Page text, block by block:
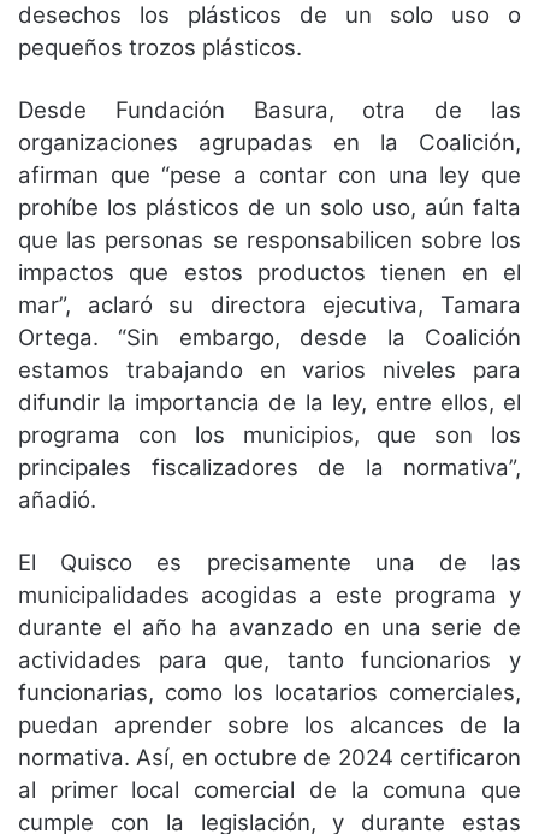
desechos los plásticos de un solo uso o
pequeños trozos plásticos.
Desde Fundación Basura, otra de las
organizaciones agrupadas en la Coalición,
afirman que “pese a contar con una ley que
prohíbe los plásticos de un solo uso, aún falta
que las personas se responsabilicen sobre los
impactos que estos productos tienen en el
mar”, aclaró su directora ejecutiva, Tamara
Ortega. “Sin embargo, desde la Coalición
estamos trabajando en varios niveles para
difundir la importancia de la ley, entre ellos, el
programa con los municipios, que son los
principales fiscalizadores de la normativa”,
añadió.
El Quisco es precisamente una de las
municipalidades acogidas a este programa y
durante el año ha avanzado en una serie de
actividades para que, tanto funcionarios y
funcionarias, como los locatarios comerciales,
puedan aprender sobre los alcances de la
normativa. Así, en octubre de 2024 certificaron
al primer local comercial de la comuna que
cumple con la legislación, y durante estas